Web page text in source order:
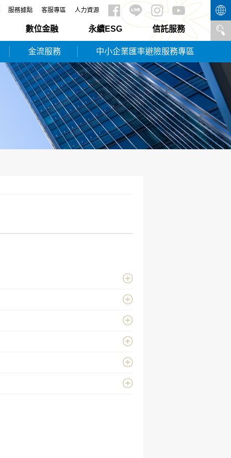
服務據點 客服專區 人力資源
數位金融 永續ESG 信託服務
金流服務 中小企業匯率避險服務專區